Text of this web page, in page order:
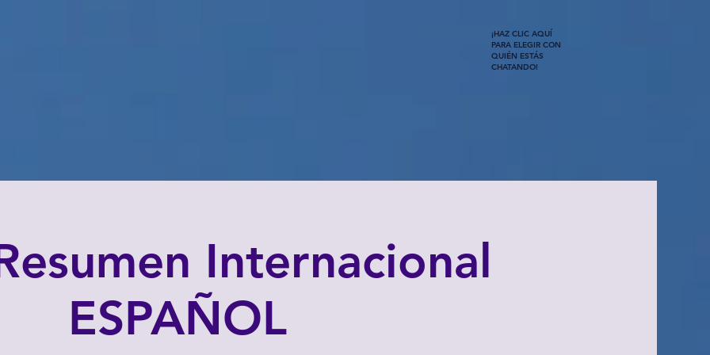
¡HAZ CLIC AQUÍ
PARA ELEGIR CON
QUIÉN ESTÁS
CHATANDO!
Internacional
ESPAÑOL